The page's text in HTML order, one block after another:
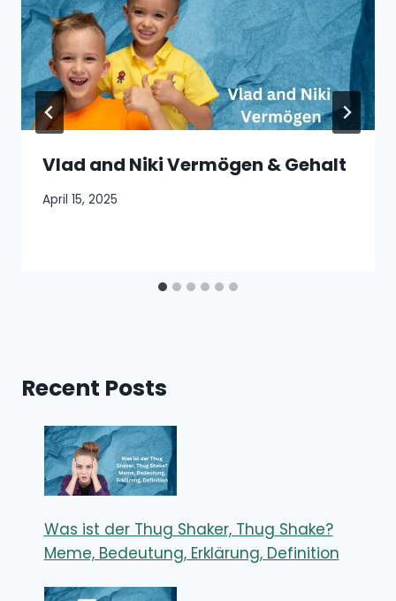
Vlad and Niki Vermögen & Gehalt
April 15, 2025
Recent Posts
Was ist der Thug Shaker, Thug Shake?
Meme, Bedeutung, Erklärung, Definition